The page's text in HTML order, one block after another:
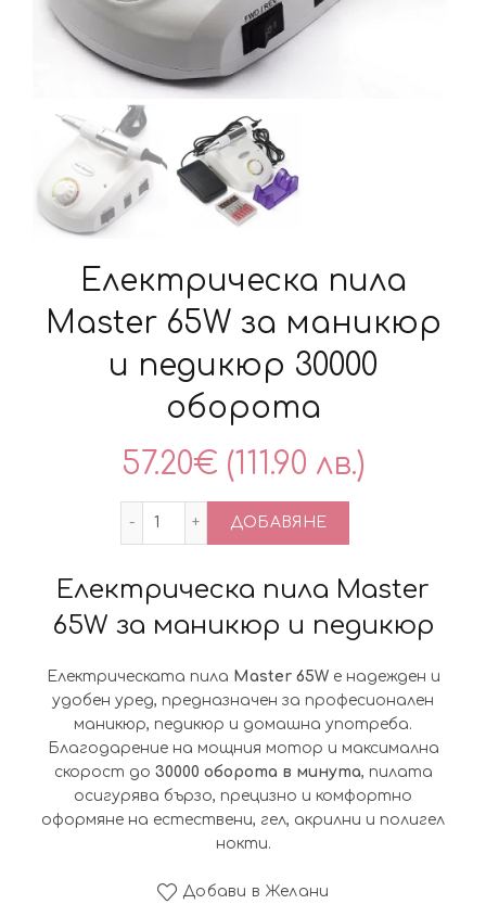
Електрическа пила
Master 65W за маникюр
и педикюр 30000
оборота
57.20€ (111.90 лв.)
количество за Електрическа пила
ДОБАВЯНЕ
Електрическа пила Master
65W за маникюр и педикюр
Електрическата пила Master 65Wе надежден и
удобен уред, предназначен за професионален
маникюр, педикюр и домашна употреба.
Благодарение на мощния мотор и максимална
скорост до 30000 оборота в минута, пилата
осигурява бързо, прецизно и комфортно
оформяне на естествени, гел, акрилни и полигел
нокти.
Добави в Желани